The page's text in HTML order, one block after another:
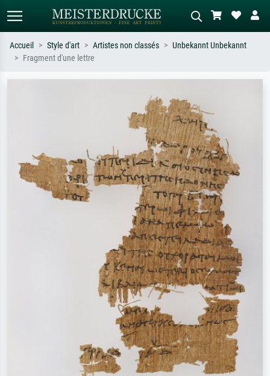
abstrait avec beaucoup de rouge,
tableau sombre, nu debout près d'un
arbre.
Accueil Style d'art Artistes non classés
Unbekannt Unbekannt
Fragment d'une lettre